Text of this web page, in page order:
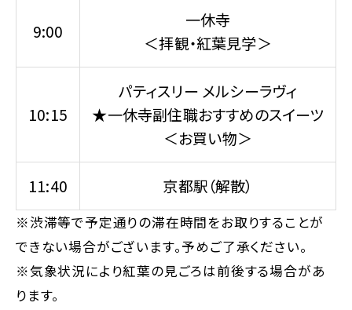
9:00
一休寺
＜拝観・紅葉見学＞
10:15
パティスリー メルシーラヴィ
★一休寺副住職おすすめのスイーツ
＜お買い物＞
11:40 京都駅（解散）
※渋滞等で予定通りの滞在時間をお取りすることが
できない場合がございます。予めご了承ください。
※気象状況により紅葉の見ごろは前後する場合があ
ります。